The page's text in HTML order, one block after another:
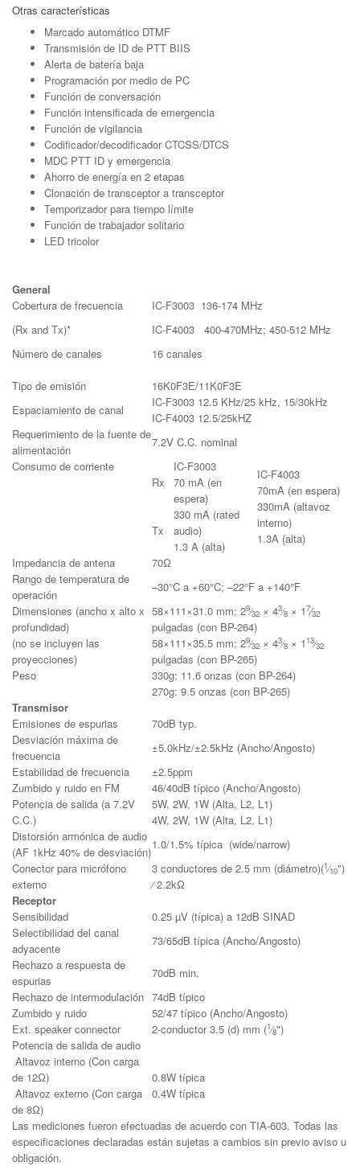
Otras características
Marcado automático DTMF
Transmisión de ID de PTT BIIS
Alerta de batería baja
Programación por medio de PC
Función de conversación
Función intensificada de emergencia
Función de vigilancia
Codificador/decodificador CTCSS/DTCS
MDC PTT ID y emergencia
Ahorro de energía en 2 etapas
Clonación de transceptor a transceptor
Temporizador para tiempo límite
Función de trabajador solitario
LED tricolor
General
Cobertura de frecuencia
(Rx and Tx)*
IC-F3003 136-174 MHz
IC-F4003 400-470MHz; 450-512 MHz
Número de canales
16 canales
Tipo de emisión
16K0F3E/11K0F3E
Espaciamiento de canal
IC-F3003 12.5 KHz/25 kHz, 15/30kHz
IC-F4003 12.5/25kHZ
Requerimiento de la fuente de
alimentación
7.2V C.C. nominal
Consumo de corriente
Rx
Tx
IC-F3003
70 mA (en
espera)
330 mA (rated
audio)
1.3 A (alta)
IC-F4003
70mA (en espera)
330mA (altavoz
interno)
1.3A (alta)
Impedancia de antena
70Ω
Rango de temperatura de
operación
–30°C a +60°C; –22°F a +140°F
Dimensiones (ancho x alto x
profundidad)
(no se incluyen las
proyecciones)
58×111×31.0 mm; 29⁄32 × 43⁄8 × 17⁄32
pulgadas (con BP-264)
58×111×35.5 mm; 29⁄32 × 43⁄8 × 1 13⁄32
pulgadas (con BP-265)
Peso
330g; 11.6 onzas (con BP-264)
270g: 9.5 onzas (con BP-265)
Transmisor
Emisiones de espurias
70dB typ.
Desviación máxima de
frecuencia
±5.0kHz/±2.5kHz (Ancho/Angosto)
Estabilidad de frecuencia
±2.5ppm
Zumbido y ruido en FM
46/40dB típico (Ancho/Angosto)
Potencia de salida (a 7.2V
C.C.)
5W, 2W, 1W (Alta, L2, L1)
4W, 2W, 1W (Alta, L2, L1)
Distorsión armónica de audio
(AF 1kHz 40% de desviación)
1.0/1.5% típica (wide/narrow)
Conector para micrófono
externo
3 conductores de 2.5 mm (diámetro)(1⁄10")
⁄ 2.2kΩ
Receptor
Sensibilidad
0.25 µV (típica) a 12dB SINAD
Selectibilidad del canal
adyacente
73/65dB típica (Ancho/Angosto)
Rechazo a respuesta de
espurias
70dB min.
Rechazo de intermodulación 74dB típico
Zumbido y ruido
52/47 típico (Ancho/Angosto)
Ext. speaker connector
2-conductor 3.5 (d) mm (1⁄8")
Potencia de salida de audio
Altavoz interno (Con carga
de 12Ω)
Altavoz externo (Con carga
de 8Ω)
0.8W típica
0.4W típica
Las mediciones fueron efectuadas de acuerdo con TIA-603. Todas las
especificaciones declaradas están sujetas a cambios sin previo aviso u
obligación.